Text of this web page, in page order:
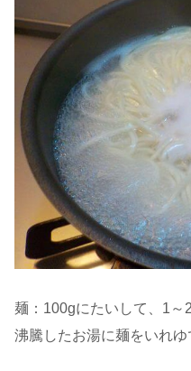
麺：100gにたいして、1～
沸騰したお湯に麺をいれゆ